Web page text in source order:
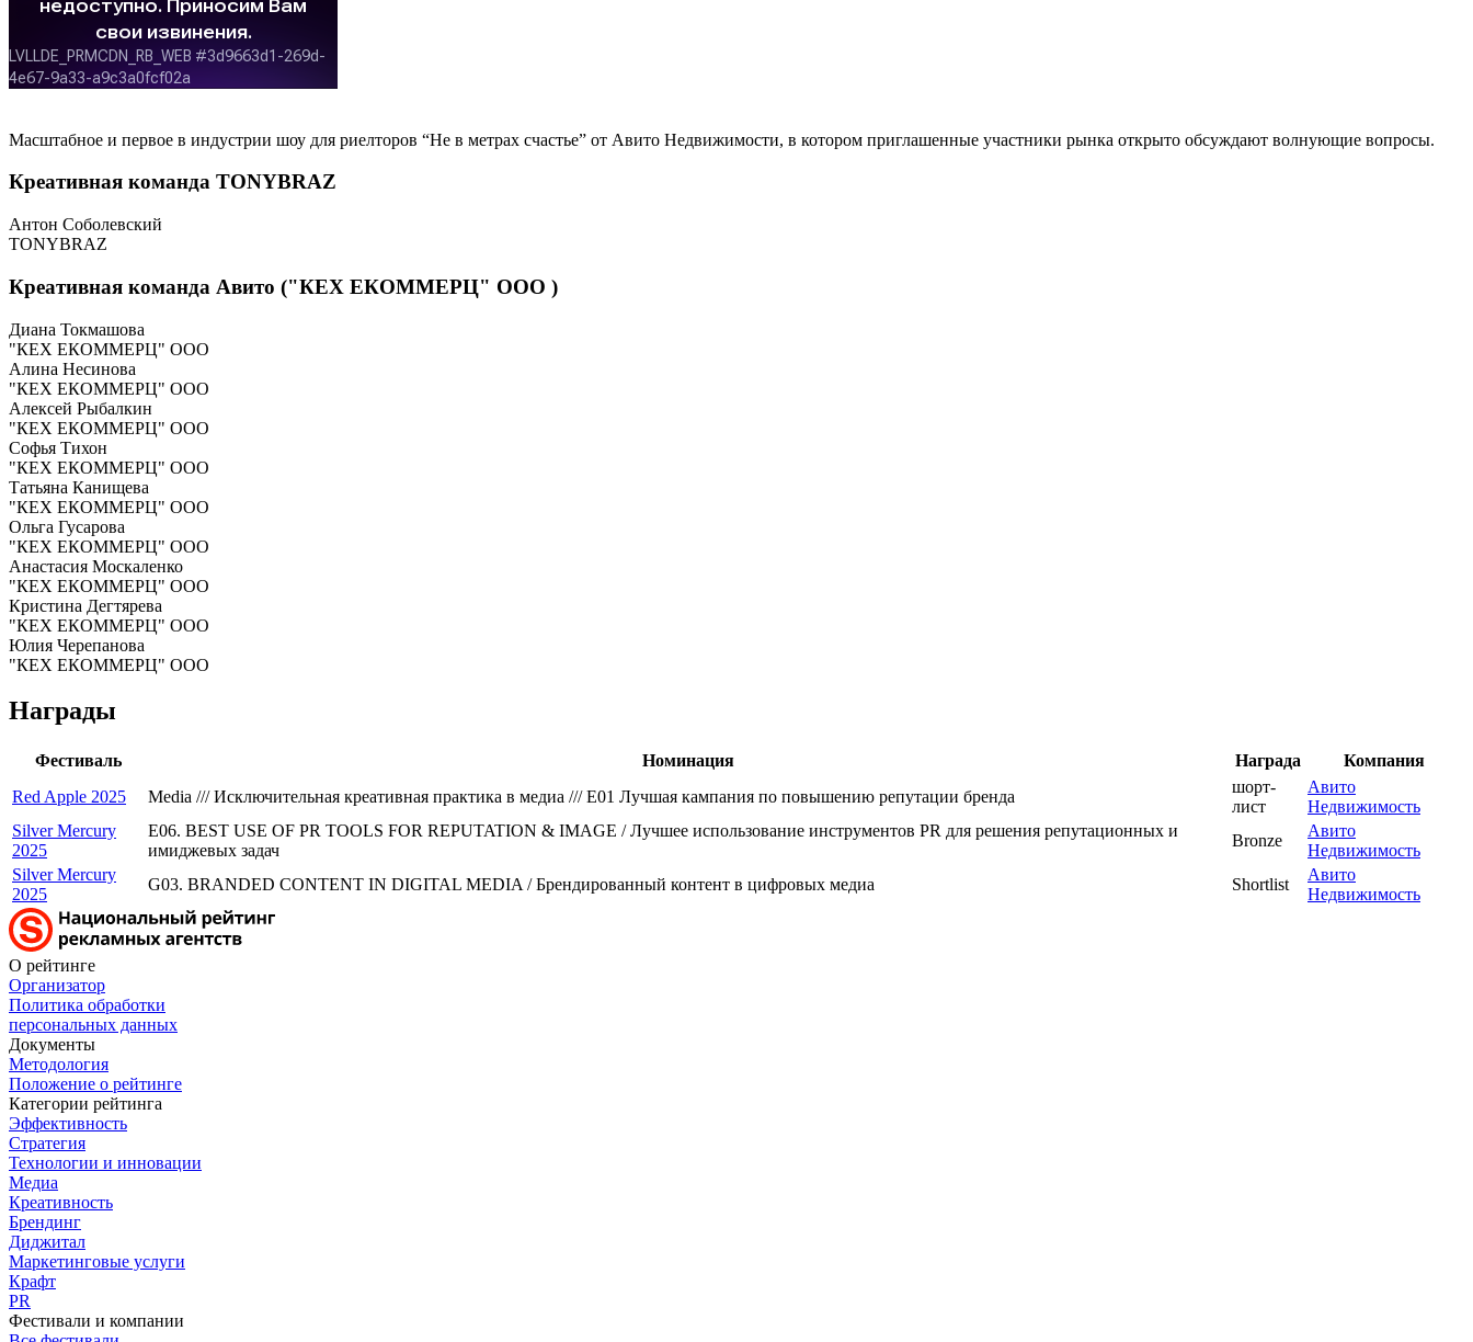
Масштабное и первое в индустрии шоу для риелторов “Не в метрах счастье” от Авито Недвижимости, в котором приглашенные участники рынка открыто обсуждают волнующие вопросы.
Креативная команда TONYBRAZ
Антон Соболевский
TONYBRAZ
Креативная команда Авито ("КЕХ ЕКОММЕРЦ" ООО )
Диана Токмашова
"КЕХ ЕКОММЕРЦ" ООО
Алина Несинова
"КЕХ ЕКОММЕРЦ" ООО
Алексей Рыбалкин
"КЕХ ЕКОММЕРЦ" ООО
Софья Тихон
"КЕХ ЕКОММЕРЦ" ООО
Татьяна Канищева
"КЕХ ЕКОММЕРЦ" ООО
Ольга Гусарова
"КЕХ ЕКОММЕРЦ" ООО
Анастасия Москаленко
"КЕХ ЕКОММЕРЦ" ООО
Кристина Дегтярева
"КЕХ ЕКОММЕРЦ" ООО
Юлия Черепанова
"КЕХ ЕКОММЕРЦ" ООО
Награды
Фестиваль Номинация Награда
Компания
Red Apple 2025
Media /// Исключительная креативная практика в медиа /// E01 Лучшая кампания по повышению репутации бренда
шорт-
лист
Авито
Недвижимость
Silver Mercury
2025
E06. BEST USE OF PR TOOLS FOR REPUTATION & IMAGE / Лучшее использование инструментов PR для решения репутационных и
имиджевых задач
Bronze
Авито
Недвижимость
Silver Mercury
2025
G03. BRANDED CONTENT IN DIGITAL MEDIA / Брендированный контент в цифровых медиа Shortlist
Авито
Недвижимость
О рейтинге
Организатор
Политика обработки
персональных данных
Документы
Методология
Положение о рейтинге
Категории рейтинга
Эффективность
Стратегия
Технологии и инновации
Медиа
Креативность
Брендинг
Диджитал
Маркетинговые услуги
Крафт
PR
Фестивали и компании